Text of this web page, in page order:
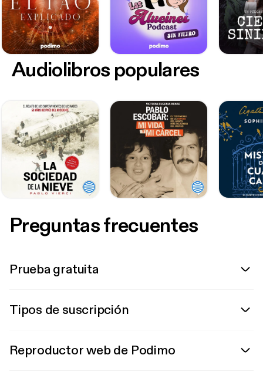
Audiolibros populares
Preguntas frecuentes
Prueba gratuita
Tipos de suscripción
Reproductor web de Podimo